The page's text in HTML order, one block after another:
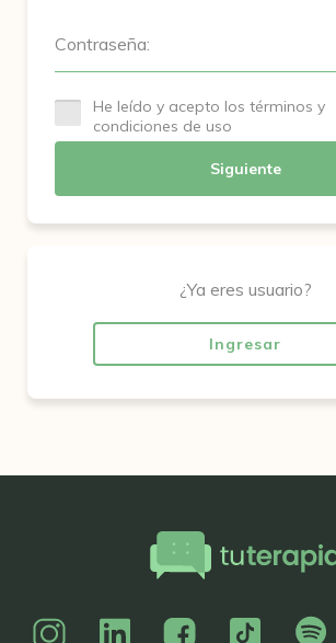
Contraseña:
He leído y acepto los términos y
condiciones de uso
Siguiente
¿Ya eres usuario?
Ingresar